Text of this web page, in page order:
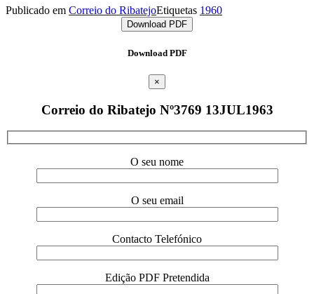
Publicado em Correio do RibatejoEtiquetas 1960
Download PDF
Download PDF
×
Correio do Ribatejo Nº3769 13JUL1963
O seu nome
O seu email
Contacto Telefónico
Edição PDF Pretendida